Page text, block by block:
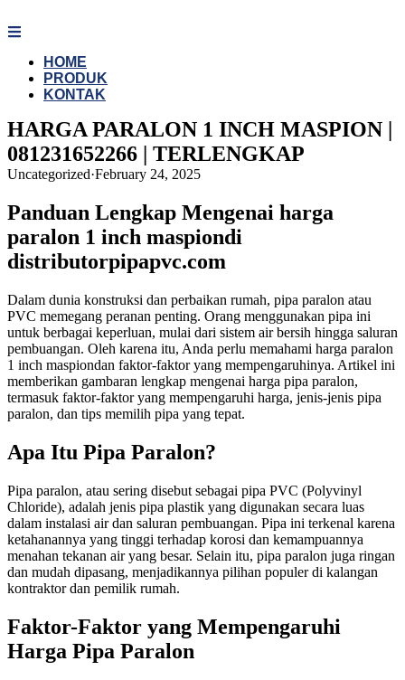
to
HOME
PRODUK
KONTAK
HARGA PARALON 1 INCH MASPION |
081231652266 | TERLENGKAP
Uncategorized·February 24, 2025
Panduan Lengkap Mengenai harga
paralon 1 inch maspiondi
distributorpipapvc.com
Dalam dunia konstruksi dan perbaikan rumah, pipa paralon atau
PVC memegang peranan penting. Orang menggunakan pipa ini
untuk berbagai keperluan, mulai dari sistem air bersih hingga saluran
pembuangan. Oleh karena itu, Anda perlu memahami harga paralon
1 inch maspiondan faktor-faktor yang mempengaruhinya. Artikel ini
memberikan gambaran lengkap mengenai harga pipa paralon,
termasuk faktor-faktor yang mempengaruhi harga, jenis-jenis pipa
paralon, dan tips memilih pipa yang tepat.
Apa Itu Pipa Paralon?
Pipa paralon, atau sering disebut sebagai pipa PVC (Polyvinyl
Chloride), adalah jenis pipa plastik yang digunakan secara luas
dalam instalasi air dan saluran pembuangan. Pipa ini terkenal karena
ketahanannya yang tinggi terhadap korosi dan kemampuannya
menahan tekanan air yang besar. Selain itu, pipa paralon juga ringan
dan mudah dipasang, menjadikannya pilihan populer di kalangan
kontraktor dan pemilik rumah.
Faktor-Faktor yang Mempengaruhi
Harga Pipa Paralon